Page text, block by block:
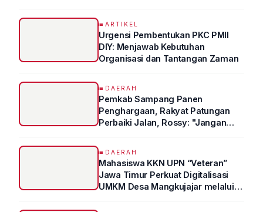
ARTIKEL
Urgensi Pembentukan PKC PMII
DIY: Menjawab Kebutuhan
Organisasi dan Tantangan Zaman
DAERAH
Pemkab Sampang Panen
Penghargaan, Rakyat Patungan
Perbaiki Jalan, Rossy: "Jangan
DAERAH
Mahasiswa KKN UPN “Veteran”
Jawa Timur Perkuat Digitalisasi
UMKM Desa Mangkujajar melalui